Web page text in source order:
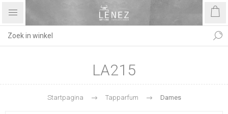
LA215
Startpagina Tapparfum Dames